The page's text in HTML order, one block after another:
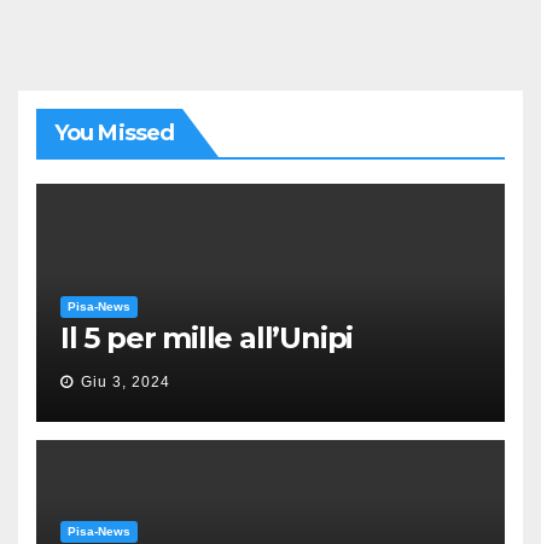
You Missed
Pisa-News
Il 5 per mille all’Unipi
Giu 3, 2024
Pisa-News